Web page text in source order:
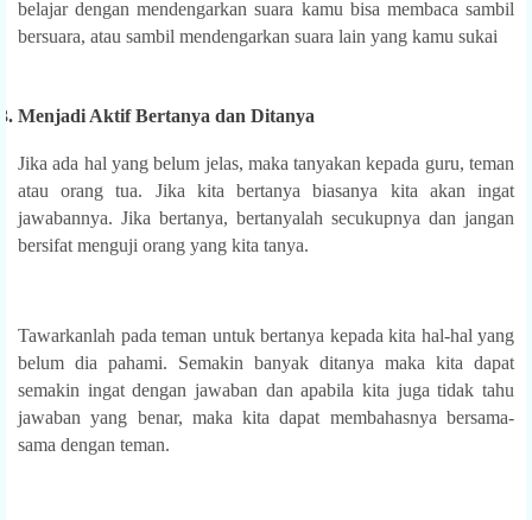
belajar dengan mendengarkan suara kamu bisa membaca sambil
bersuara, atau sambil mendengarkan suara lain yang kamu sukai
Menjadi Aktif Bertanya dan Ditanya
Jika ada hal yang belum jelas, maka tanyakan kepada guru, teman
atau orang tua. Jika kita bertanya biasanya kita akan ingat
jawabannya. Jika bertanya, bertanyalah secukupnya dan jangan
bersifat menguji orang yang kita tanya.
Tawarkanlah pada teman untuk bertanya kepada kita hal-hal yang
belum dia pahami. Semakin banyak ditanya maka kita dapat
semakin ingat dengan jawaban dan apabila kita juga tidak tahu
jawaban yang benar, maka kita dapat membahasnya bersama-
sama dengan teman.